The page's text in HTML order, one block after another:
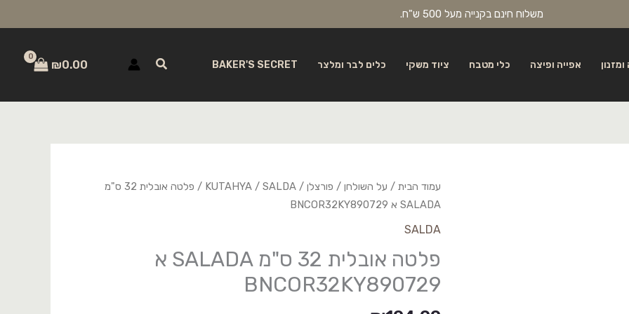
משלוח חינם בקנייה מעל 500 ש"ח.
אפייה ופיצה כלי מטבח ציוד משקי כלים לבר ומלצר BAKER'S SECRET חיפוש ₪0.00
עמוד הבית / על השולחן / פורצלן /
KUTAHYA/ SALDA
/ פלטה אובלית 32 ס"מ
SALADA א BNCOR32KY890729
SALDA
פלטה אובלית 32 ס"מ SALADA א
BNCOR32KY890729